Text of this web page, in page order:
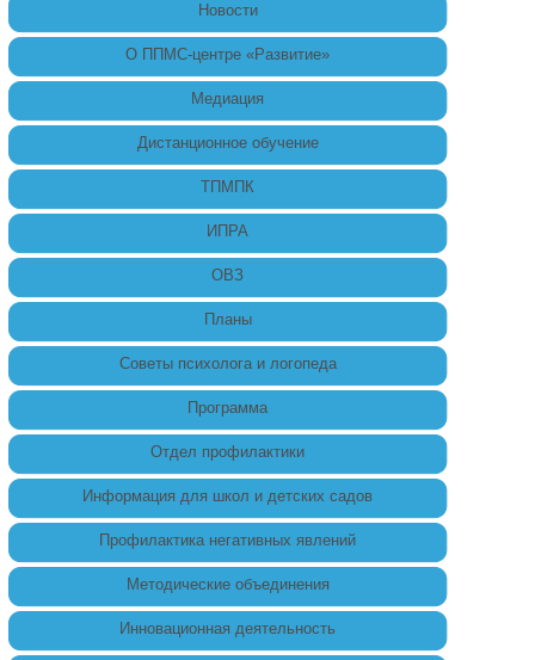
Новости
О ППМС-центре «Развитие»
Медиация
Дистанционное обучение
ТПМПК
ИПРА
ОВЗ
Планы
Советы психолога и логопеда
Программа
Отдел профилактики
Информация для школ и детских садов
Профилактика негативных явлений
Методические объединения
Инновационная деятельность